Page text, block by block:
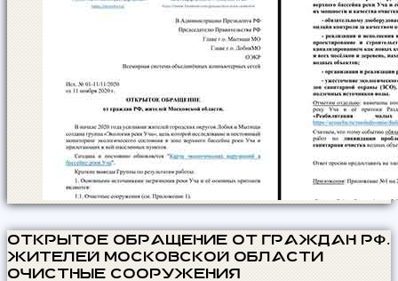
ОТКРЫТОЕ ОБРАЩЕНИЕ от граждан РФ,
жителей Московской области —
очистные сооружения